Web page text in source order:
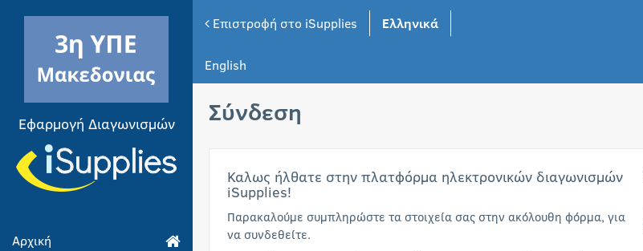
Εφαρμογή Διαγωνισμών
Αρχική
Επιστροφή στο iSupplies Ελληνικά
English
Σύνδεση
Καλως ήλθατε στην πλατφόρμα ηλεκτρονικών διαγωνισμών
iSupplies!
Παρακαλούμε συμπληρώστε τα στοιχεία σας στην ακόλουθη φόρμα, για
να συνδεθείτε.